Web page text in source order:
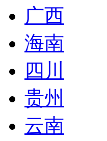
广西
海南
四川
贵州
云南